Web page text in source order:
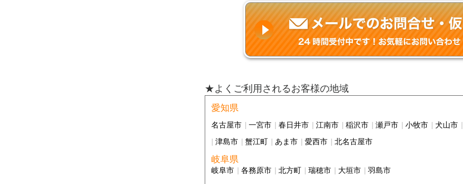
★よくご利用されるお客様の地域
愛知県
名古屋市 一宮市 春日井市 江南市 稲沢市 瀬戸市 小牧市 犬山市
津島市
蟹江町 あま市 愛西市 北名古屋市
岐阜県
岐阜市 各務原市 北方町 瑞穂市 大垣市 羽島市